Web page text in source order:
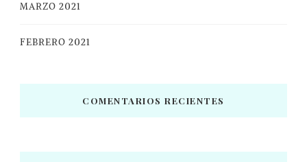
MARZO 2021
FEBRERO 2021
COMENTARIOS RECIENTES